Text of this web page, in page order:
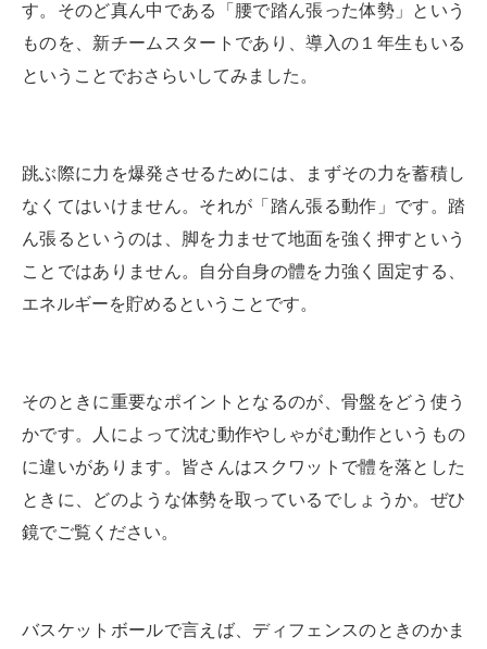
す。そのど真ん中である「腰で踏ん張った体勢」という
ものを、新チームスタートであり、導入の１年生もいる
ということでおさらいしてみました。
跳ぶ際に力を爆発させるためには、まずその力を蓄積し
なくてはいけません。それが「踏ん張る動作」です。踏
ん張るというのは、脚を力ませて地面を強く押すという
ことではありません。自分自身の體を力強く固定する、
エネルギーを貯めるということです。
そのときに重要なポイントとなるのが、骨盤をどう使う
かです。人によって沈む動作やしゃがむ動作というもの
に違いがあります。皆さんはスクワットで體を落とした
ときに、どのような体勢を取っているでしょうか。ぜひ
鏡でご覧ください。
バスケットボールで言えば、ディフェンスのときのかま